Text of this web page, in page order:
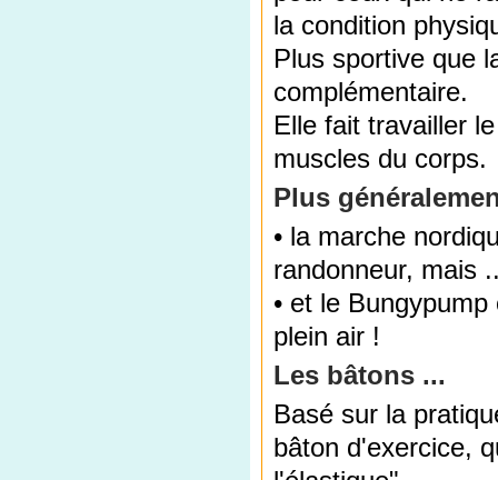
la condition
Plus sportive que
complémentaire.
Elle fait travailler
muscles du corps.
Plus
• la marche
randonneur, mais
• et le
plein air !
Les bâtons ...
Basé sur la
bâton d'exercice,